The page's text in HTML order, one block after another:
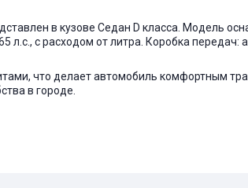
в кузове Седан D класса. Модель
с расходом от литра. Коробка передач:
что делает автомобиль комфортным
в городе.